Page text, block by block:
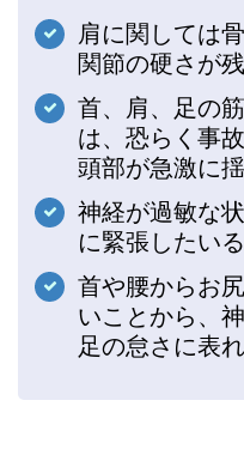
肩に関しては
関節の硬さが
首、肩、足の
は、恐らく事
頭部が急激に
神経が過敏な
に緊張したい
首や腰からお
いことから、
足の怠さに表